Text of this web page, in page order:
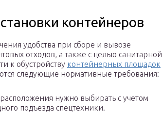
контейнеров
удобства при сборе и вывозе
отходов, а также с целью санитарной
к обустройству контейнерных площадок
следующие нормативные требования:
нужно выбирать с учетом
подъезда спецтехники.